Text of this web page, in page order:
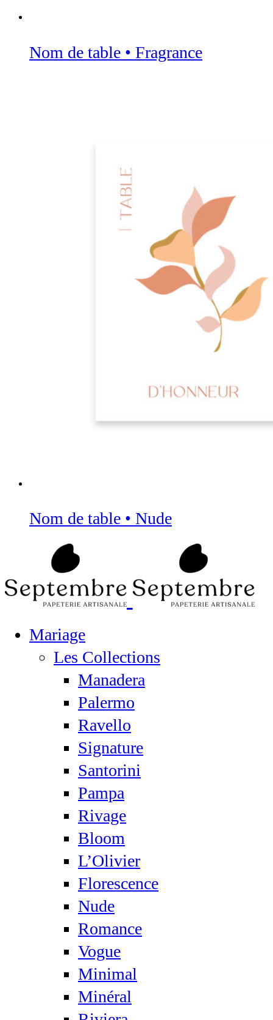
Nom de table • Fragrance
Nom de table • Nude
Mariage
Les Collections
Manadera
Palermo
Ravello
Signature
Santorini
Pampa
Rivage
Bloom
L’Olivier
Florescence
Nude
Romance
Vogue
Minimal
Minéral